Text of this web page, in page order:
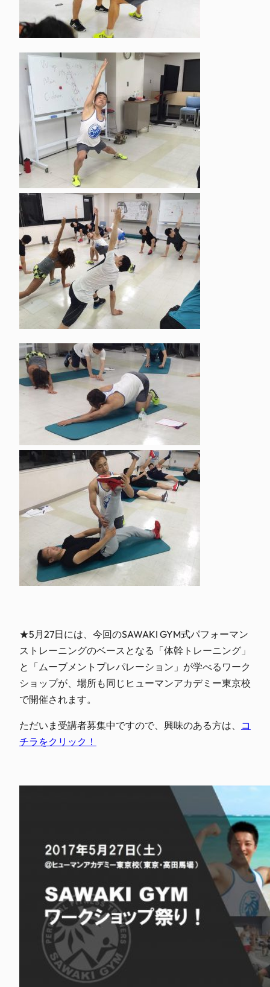
★5月27日には、今回のSAWAKI GYM式パフォーマン
ストレーニングのベースとなる「体幹トレーニング」
と「ムーブメントプレパレーション」が学べるワーク
ショップが、場所も同じヒューマンアカデミー東京校
で開催されます。
ただいま受講者募集中ですので、興味のある方は、 コ
チラをクリック！